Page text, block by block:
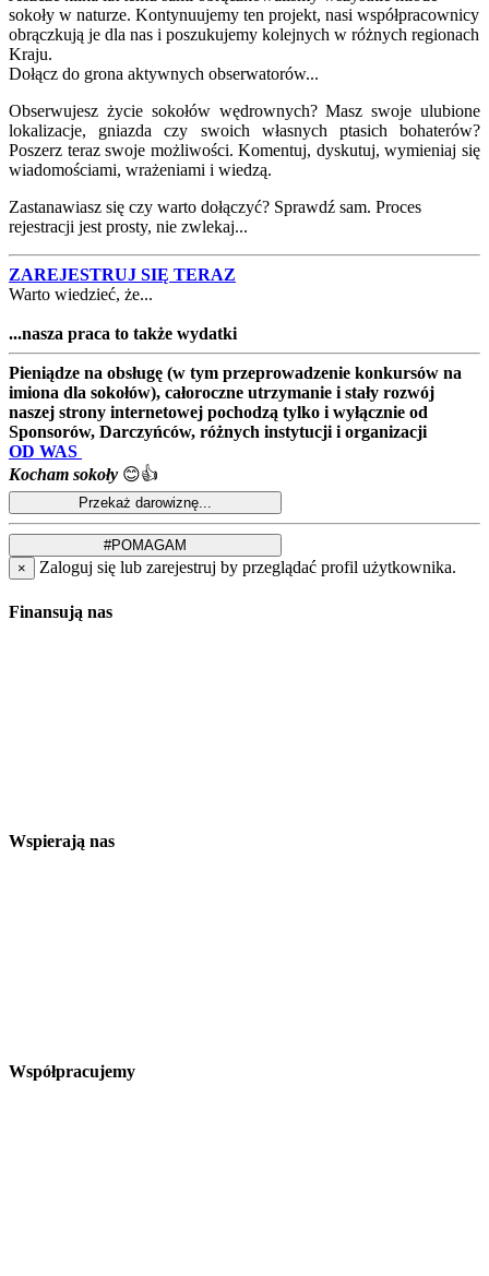
sokoły w naturze. Kontynuujemy ten projekt, nasi współpracownicy
obrączkują je dla nas i poszukujemy kolejnych w różnych regionach
Kraju.
Dołącz do grona aktywnych obserwatorów...
Obserwujesz życie sokołów wędrownych? Masz swoje ulubione
lokalizacje, gniazda czy swoich własnych ptasich bohaterów?
Poszerz teraz swoje możliwości. Komentuj, dyskutuj, wymieniaj się
wiadomościami, wrażeniami i wiedzą.
Zastanawiasz się czy warto dołączyć? Sprawdź sam. Proces
rejestracji jest prosty, nie zwlekaj...
ZAREJESTRUJ SIĘ TERAZ
Warto wiedzieć, że...
...nasza praca to także wydatki
Pieniądze na obsługę (w tym przeprowadzenie konkursów na
imiona dla sokołów), całoroczne utrzymanie i stały rozwój
naszej strony internetowej pochodzą tylko i wyłącznie od
Sponsorów, Darczyńców, różnych instytucji i organizacji
OD WAS
Kocham sokoły 😊👍
× Zaloguj się lub zarejestruj by przeglądać profil użytkownika.
Finansują nas
Wspierają nas
Współpracujemy